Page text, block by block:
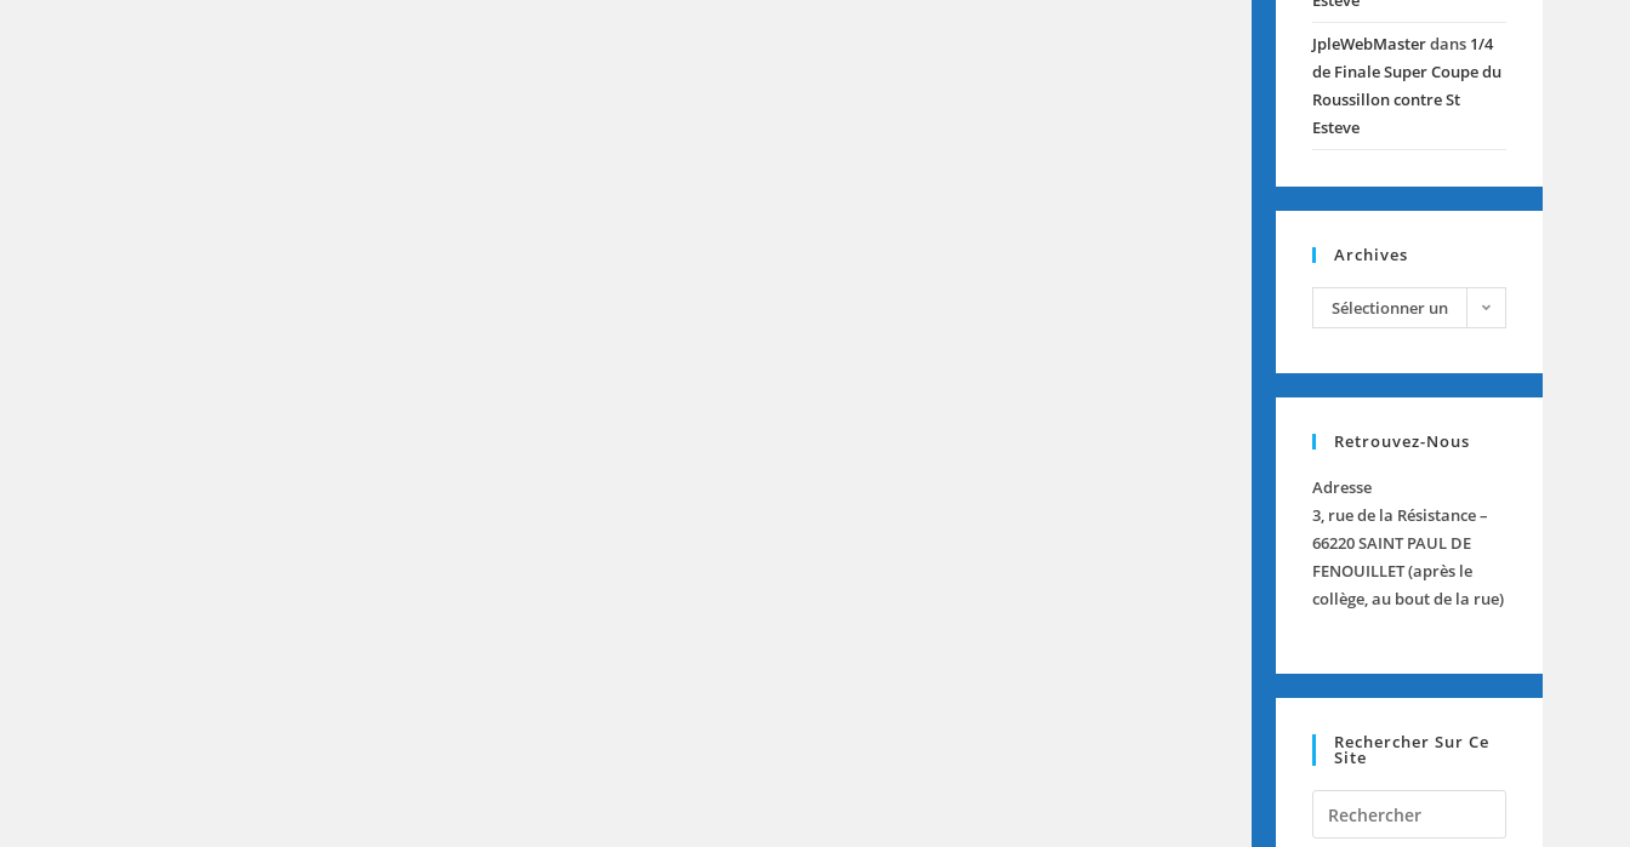
JpleWebMasterdans 1/4
de Finale Super Coupe du
Roussillon contre St
Esteve
Archives
Sélectionner un
Retrouvez-Nous
Adresse
3, rue de la Résistance –
66220 SAINT PAUL DE
FENOUILLET (après le
collège, au bout de la rue)
Rechercher Sur Ce
Site